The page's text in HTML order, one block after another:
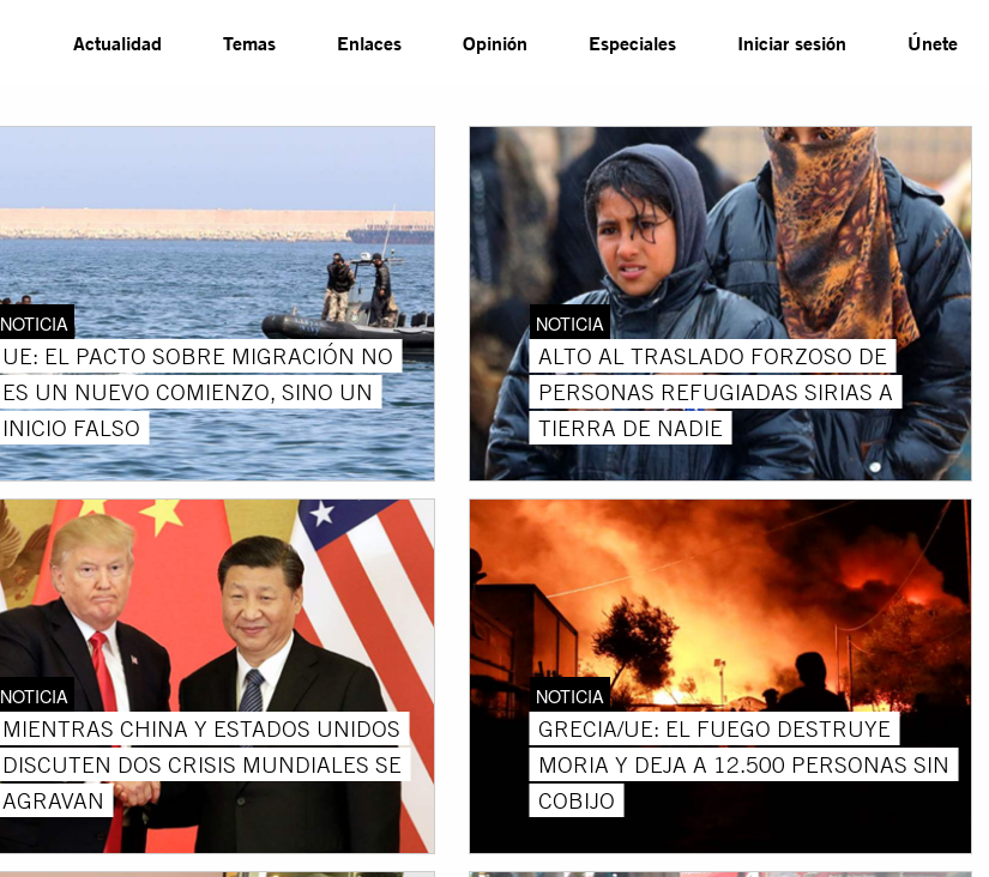
Actualidad Temas Enlaces Opinión Especiales Iniciar sesión Únete
NOTICIA
UE: EL PACTO SOBRE MIGRACIÓN NO
ES UN NUEVO COMIENZO, SINO UN
INICIO FALSO
NOTICIA
ALTO AL TRASLADO FORZOSO DE
PERSONAS REFUGIADAS SIRIAS A
TIERRA DE NADIE
NOTICIA
MIENTRAS CHINA Y ESTADOS UNIDOS
DISCUTEN DOS CRISIS MUNDIALES SE
AGRAVAN
NOTICIA
GRECIA/UE: EL FUEGO DESTRUYE
MORIA Y DEJA A 12.500 PERSONAS SIN
COBIJO